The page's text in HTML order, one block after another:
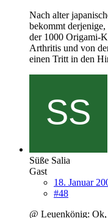
Nach alter
bekommt derjenige,
der 1000 Origami-
Arthritis und von
einen Tritt in den
Süße Salia
Gast
18. Januar
#48
@ Leuenkönig: